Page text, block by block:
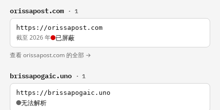
orissapost.com · 1
https://orissapost.com
截至 2026 年 已屏蔽
查看 orissapost.com 的全部 →
brissapogaic.uno · 1
https://brissapogaic.uno
无法解析